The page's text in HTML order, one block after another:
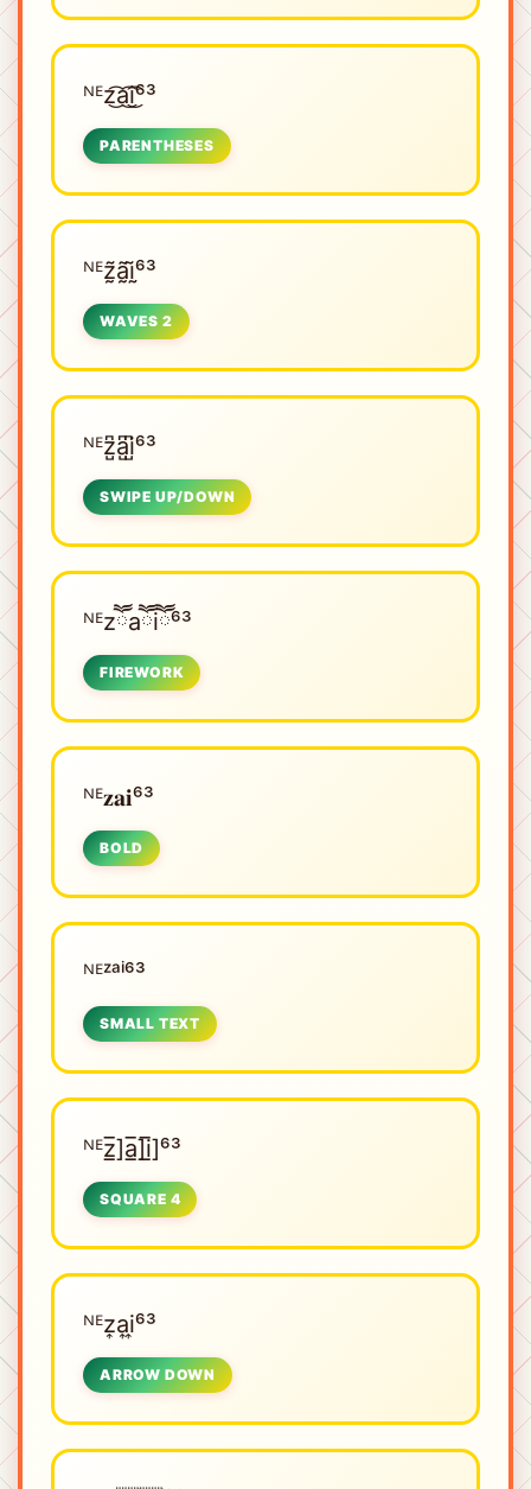
ᴺᴱㅤz͜͡a͜͡i͜͡⁶³
PARENTHESES
ᴺᴱㅤz̰̃ã̰ḭ̃⁶³
WAVES 2
ᴺᴱㅤz̺͆a̺͆i̺͆⁶³
SWIPE UP/DOWN
ᴺᴱㅤzཽaཽiཽ⁶³
FIREWORK
ᴺᴱㅤ𝐳𝐚𝐢⁶³
BOLD
ᴺᴱㅤᶻᵃⁱ⁶³
SMALL TEXT
ᴺᴱㅤz̲̅]a̲̅]i̲̅]⁶³
SQUARE 4
ᴺᴱㅤz͎a͎i͎⁶³
ARROW DOWN